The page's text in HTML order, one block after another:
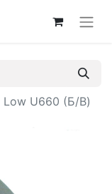
Low U660 (Б/В)